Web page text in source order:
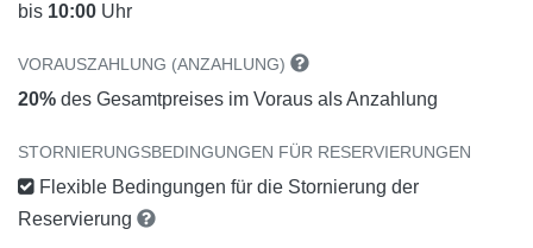
bis 10:00 Uhr
VORAUSZAHLUNG (ANZAHLUNG)
20% des Gesamtpreises im Voraus als Anzahlung
STORNIERUNGSBEDINGUNGEN FÜR RESERVIERUNGEN
Flexible Bedingungen für die Stornierung der
Reservierung